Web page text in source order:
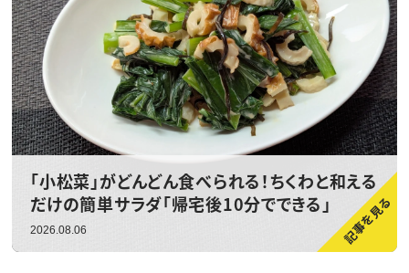
「小松菜」がどんどん食べられる！ちくわと和える
だけの簡単サラダ「帰宅後10分でできる」
2026.08.06